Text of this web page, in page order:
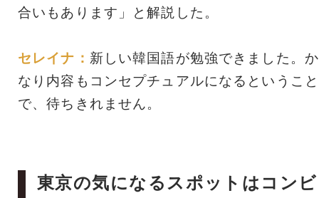
合いもあります」と解説した。
セレイナ： 新しい韓国語が勉強できました。か
なり内容もコンセプチュアルになるということ
で、待ちきれません。
東京の気になるスポットはコンビ